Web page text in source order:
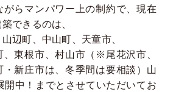
がらマンパワー上の制約で、現在
できるのは、
辺町、中山町、天童市、
、東根市、村山市（※尾花沢市、
・新庄市は、冬季間は要相談）山
開中！までとさせていただいてお